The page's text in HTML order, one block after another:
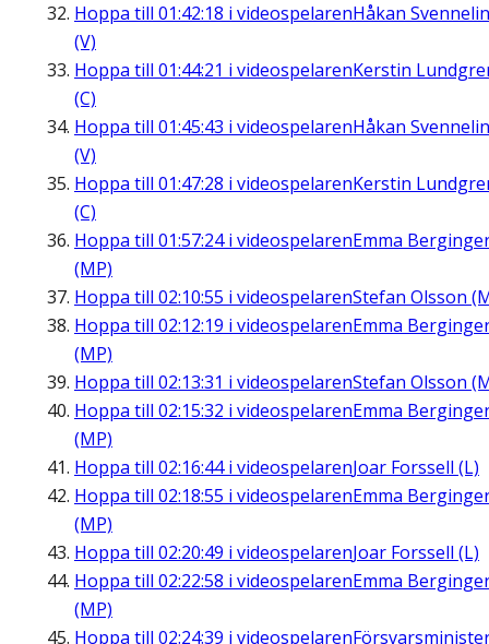
Hoppa till 01:42:18 i videospelarenHåkan
(V)
Hoppa till 01:44:21 i videospelarenKerstin
(C)
Hoppa till 01:45:43 i videospelarenHåkan
(V)
Hoppa till 01:47:28 i videospelarenKerstin
(C)
Hoppa till 01:57:24i videospelarenEmma
(MP)
Hoppa till 02:10:55 i videospelarenStefan Olsson
Hoppa till 02:12:19 i videospelarenEmma
(MP)
Hoppa till 02:13:31 i videospelarenStefan Olsson
Hoppa till 02:15:32 i videospelarenEmma
(MP)
Hoppa till 02:16:44i videospelarenJoar Forssell (L)
Hoppa till 02:18:55 i videospelarenEmma
(MP)
Hoppa till 02:20:49 i videospelarenJoar Forssell (L)
Hoppa till 02:22:58 i videospelarenEmma
(MP)
Hoppa till 02:24:39 i videospelaren